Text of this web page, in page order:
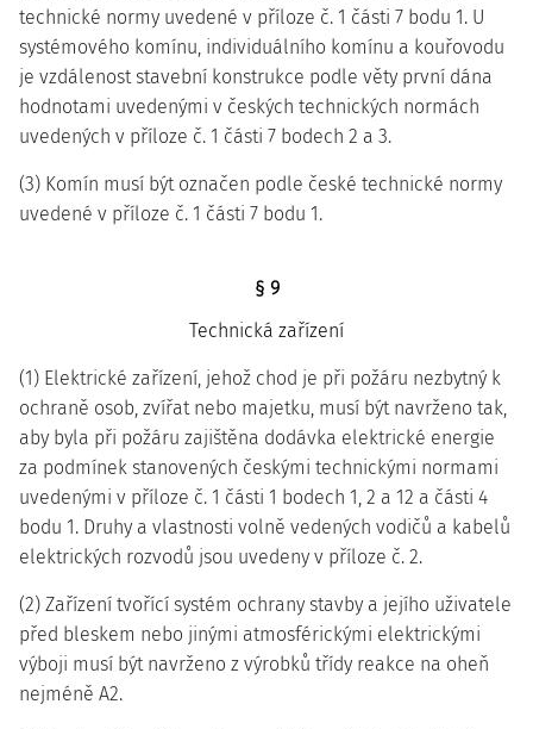
technické normy uvedené v příloze č. 1 části 7 bodu 1. U
systémového komínu, individuálního komínu a kouřovodu
je vzdálenost stavební konstrukce podle věty první dána
hodnotami uvedenými v českých technických normách
uvedených v příloze č. 1 části 7 bodech 2 a 3.
(3) Komín musí být označen podle české technické normy
uvedené v příloze č. 1 části 7 bodu 1.
§ 9
Technická zařízení
(1) Elektrické zařízení, jehož chod je při požáru nezbytný k
ochraně osob, zvířat nebo majetku, musí být navrženo tak,
aby byla při požáru zajištěna dodávka elektrické energie
za podmínek stanovených českými technickými normami
uvedenými v příloze č. 1 části 1 bodech 1, 2 a 12 a části 4
bodu 1. Druhy a vlastnosti volně vedených vodičů a kabelů
elektrických rozvodů jsou uvedeny v příloze č. 2.
(2) Zařízení tvořící systém ochrany stavby a jejího uživatele
před bleskem nebo jinými atmosférickými elektrickými
výboji musí být navrženo z výrobků třídy reakce na oheň
nejméně A2.